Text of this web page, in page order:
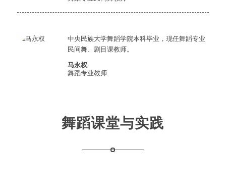
中央民族大学舞蹈学院本科毕业，现任舞蹈专业
民间舞、剧目课教师。
马永权
舞蹈专业教师
舞蹈课堂与实践